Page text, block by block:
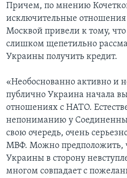
Причем, по мнению
исключительные
Москвой привели к тому,
слишком щепетильно
Украины получить кредит.
«Необоснованно активно и
публично Украина начала
отношениях с НАТО.
непониманию у
свою очередь, очень
МВФ. Можно предположить,
Украины в сторону
многом совпадает с